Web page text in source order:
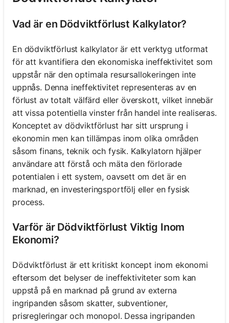
Vad är en Dödviktförlust Kalkylator?
En dödviktförlust kalkylator är ett verktyg utformat
för att kvantifiera den ekonomiska ineffektivitet som
uppstår när den optimala resursallokeringen inte
uppnås. Denna ineffektivitet representeras av en
förlust av totalt välfärd eller överskott, vilket innebär
att vissa potentiella vinster från handel inte realiseras.
Konceptet av dödviktförlust har sitt ursprung i
ekonomin men kan tillämpas inom olika områden
såsom finans, teknik och fysik. Kalkylatorn hjälper
användare att förstå och mäta den förlorade
potentialen i ett system, oavsett om det är en
marknad, en investeringsportfölj eller en fysisk
process.
Varför är Dödviktförlust Viktig Inom
Ekonomi?
Dödviktförlust är ett kritiskt koncept inom ekonomi
eftersom det belyser de ineffektiviteter som kan
uppstå på en marknad på grund av externa
ingripanden såsom skatter, subventioner,
prisregleringar och monopol. Dessa ingripanden